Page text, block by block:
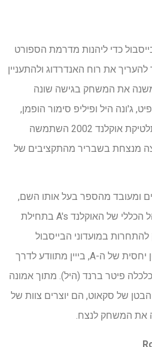
כדי ליהנות מדרמת הספורט
את רוח האנדרדוג ולהתעניין
את המשחק בגישה שונה
ג'ונה היל ופיליפ סימור הופמן,
"Moneyball" מספר כיצד אתלטיקת אוקלנד 2002 השתמשה
מנצחת בשבריר מהתקציבים של
ומעובד מהספר בעל אותו השם,
פיט מגלם את בילי בין, המנהל הכללי של האוקלנד A's בתחילת
שנאבק להתחרות במועדוני הבייסבול
הגדולים ביותר בתקציב הקטן יחסית של ה-A, בייין מתוודע לדרך
פיטר ברנד (היל). מתוך אמונה
של סקאוט, הם יוצרים צוות של
את המשחק לנצח.